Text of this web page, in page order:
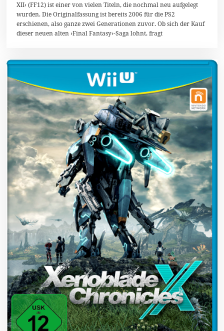
XII‹ (FF12) ist einer von vielen Titeln, die nochmal neu aufgelegt
wurden. Die Originalfassung ist bereits 2006 für die PS2
erschienen, also ganze zwei Generationen zuvor. Ob sich der Kauf
dieser neuen alten ›Final Fantasy‹-Saga lohnt, fragt